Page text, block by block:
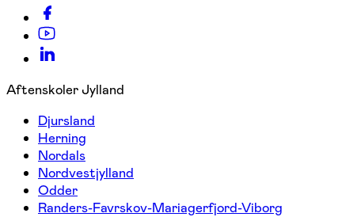
Aftenskoler Jylland
Djursland
Herning
Nordals
Nordvestjylland
Odder
Randers-Favrskov-Mariagerfjord-Viborg